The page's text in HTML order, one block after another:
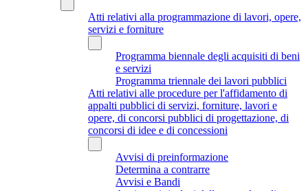
Atti relativi alla programmazione di lavori, opere,
servizi e forniture
Programma biennale degli acquisiti di beni
e servizi
Programma triennale dei lavori pubblici
Atti relativi alle procedure per l'affidamento di
appalti pubblici di servizi, forniture, lavori e
opere, di concorsi pubblici di progettazione, di
concorsi di idee e di concessioni
Avvisi di preinformazione
Determina a contrarre
Avvisi e Bandi